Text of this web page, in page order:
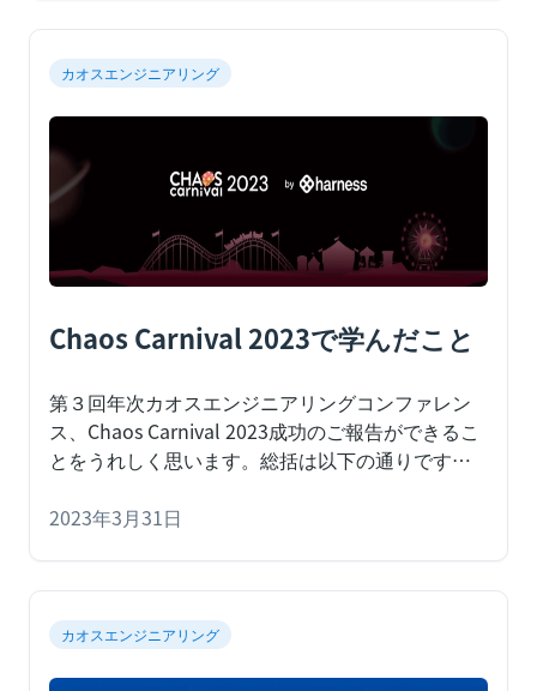
システムを復元し、通常の運用を再開するための
は、もはやオプションではなく、どの組織にも必
要不可欠なものです。
カオスエンジニアリング
Chaos Carnival 2023で学んだこと
第３回年次カオスエンジニアリングコンファレン
ス、Chaos Carnival 2023成功のご報告ができるこ
とをうれしく思います。総括は以下の通りです。
ス
2023年3月31日
カオスエンジニアリング